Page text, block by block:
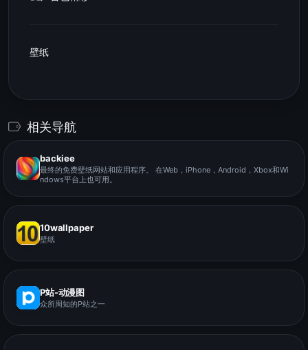
壁纸
相关导航
backiee
最终的免费壁纸网站和应用程序。 在Web，iPhone，Android，Xbox和Wi
ndows平台上也可用。
10wallpaper
壁纸
P站-动漫图
众所周知的P站之一